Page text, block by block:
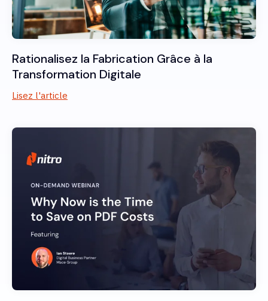
Rationalisez la Fabrication Grâce à la
Transformation Digitale
Lisez l'article